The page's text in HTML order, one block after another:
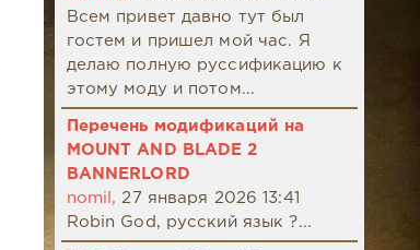
Всем привет давно тут был
гостем и пришел мой час. Я
делаю полную руссификацию к
этому моду и потом...
Перечень модификаций на
MOUNT AND BLADE 2
BANNERLORD
nomil, 27 января 2026 13:41
Robin God, русский язык ?...